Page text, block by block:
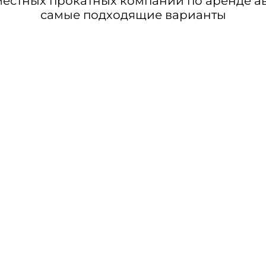
самые подходящие варианты